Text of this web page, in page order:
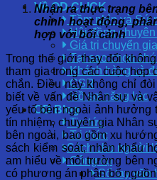
Về OD CLICK
Tầm nhìn và Sứ
Hội đồng chuyên
Giá trị chuyển
Tại sao chọn
Khách hàng và
CSR
Hồ sơ năng lực
OD Blog
Tin tức
Tri thức
Sách cho người
Công cụ
Sổ tay văn
Nhận ra thực trạng
chỉnh hoạt động,
hợp với bối cảnh
Trong thế giới thay đổi
tham gia trong các cuộc họp
chắn. Điều này không chỉ
biết về vấn đề Nhân sự và
yếu tố bên ngoài ảnh
tín nhiệm, chuyên gia Nhân
bên ngoài, bao gồm xu
sách kiểm soát, nhân khẩu
am hiểu về môi trường bên
có phương án phân bổ